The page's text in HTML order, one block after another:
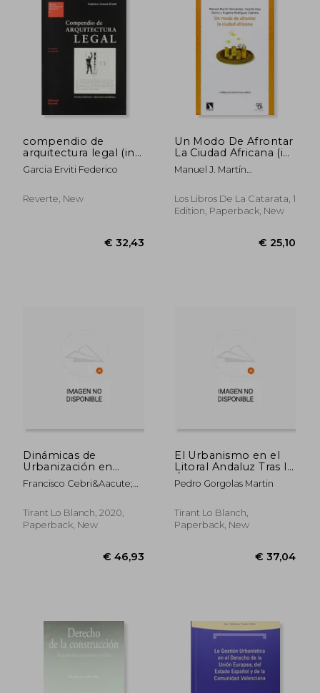
compendio de
arquitectura legal (in
Spanish)
Garcia Erviti Federico
Reverte, New
Un Modo De Afrontar
La Ciudad Africana (in
Spanish)
Manuel J. Martín
García,Eugenio Rodríguez
Cabrera
Los Libros De La Catarata, 1
Edition, Paperback, New
Dinámicas de
Urbanización en
Ciudades Medias
Interiores (Crónica)
Francisco Cebri&Aacute;N
Tirant Lo Blanch, 2020,
Paperback, New
El Urbanismo en el
Litoral Andaluz Tras la
Última Burbuja
Inmobiliaria (Crónica)
Pedro Gorgolas Martin
Tirant Lo Blanch,
Paperback, New